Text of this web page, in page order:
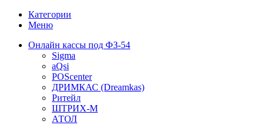
Категории
Меню
Онлайн кассы под ФЗ-54
Sigma
aQsi
POScenter
ДРИМКАС (Dreamkas)
Ритейл
ШТРИХ-М
АТОЛ